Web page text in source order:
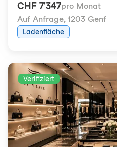
CHF 7'347pro Monat
Auf Anfrage, 1203 Genf
Ladenfläche
Verifiziert